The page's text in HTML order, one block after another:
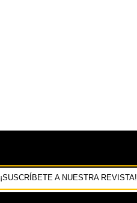
¡SUSCRÍBETE A NUESTRA REVISTA!